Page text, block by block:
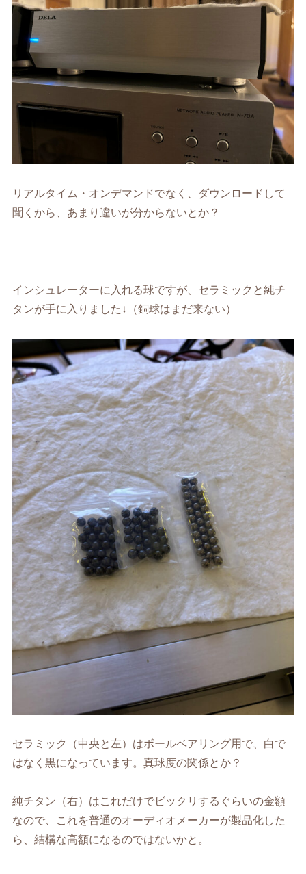
リアルタイム・オンデマンドでなく、ダウンロードして
聞くから、あまり違いが分からないとか？
インシュレーターに入れる球ですが、セラミックと純チ
タンが手に入りました↓（銅球はまだ来ない）
セラミック（中央と左）はボールベアリング用で、白で
はなく黒になっています。真球度の関係とか？
純チタン（右）はこれだけでビックリするぐらいの金額
なので、これを普通のオーディオメーカーが製品化した
ら、結構な高額になるのではないかと。